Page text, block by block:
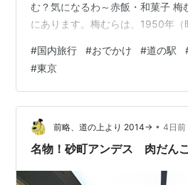
む？気になるわ～赤飯・和菓子 梅
にあります。梅むらは、1950年（
ん？へぇー 砂町名物なのね。どう
だけるのね。メニューをジロジロ
塩味うどんです。トッピングで、
す。いただきまーす。えっ？透明
先代が生み出した名物「塩うどん
煮干しと日高昆布だけで出汁を…
#国内旅行 #おでかけ #道の駅
#東京
前略、道の上より 2014→ • 4日前
名物！砂町アンデス 肉だん